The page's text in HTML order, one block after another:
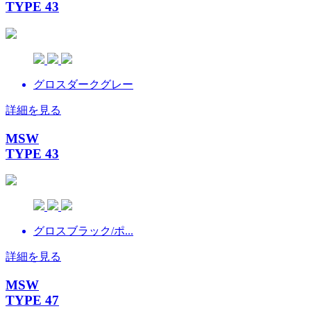
TYPE 43
グロスダークグレー
詳細を見る
MSW
TYPE 43
グロスブラック/ポ...
詳細を見る
MSW
TYPE 47